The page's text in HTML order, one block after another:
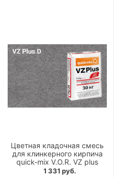
Цветная кладочная смесь
для клинкерного кирпича
quick-mix V.O.R. VZ plus
1 331 руб.